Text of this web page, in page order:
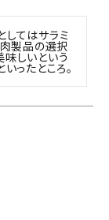
してはサラミ
製品の選択
味しいという
ったところ。